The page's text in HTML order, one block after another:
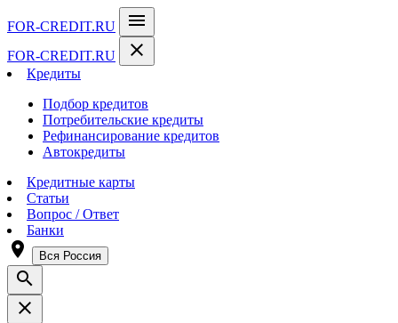
FOR-CREDIT.RU menu
FOR-CREDIT.RU close
Кредиты
Подбор кредитов
Потребительские кредиты
Рефинансирование кредитов
Автокредиты
Кредитные карты
Статьи
Вопрос / Ответ
Банки
room Вся Россия
search
close